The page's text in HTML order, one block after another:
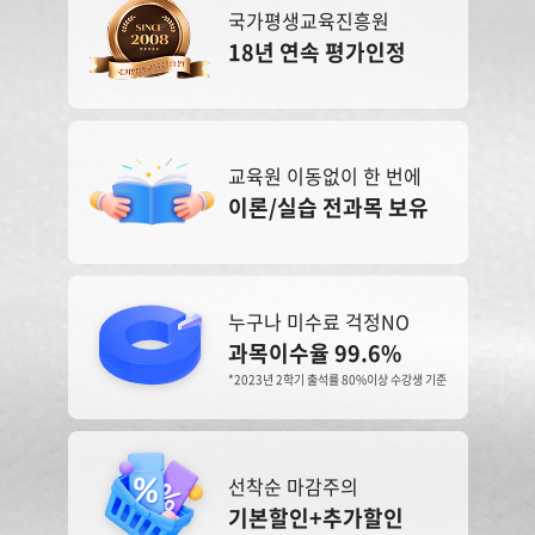
국가평생교육진흥원
18년 연속 평가인정
교육원 이동없이 한 번에
이론/실습 전과목 보유
누구나 미수료 걱정NO
과목이수율 99.6%
*2023년 2학기 출석률 80%이상 수강생 기준
선착순 마감주의
기본할인+추가할인